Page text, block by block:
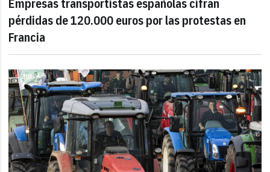
Empresas transportistas españolas cifran
pérdidas de 120.000 euros por las protestas en
Francia